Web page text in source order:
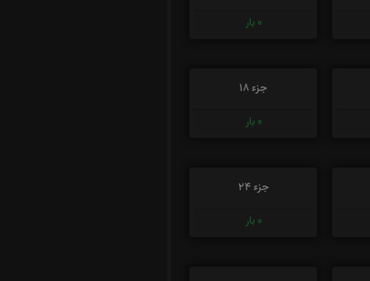
0 بار
جزء 18
0 بار
جزء 24
0 بار